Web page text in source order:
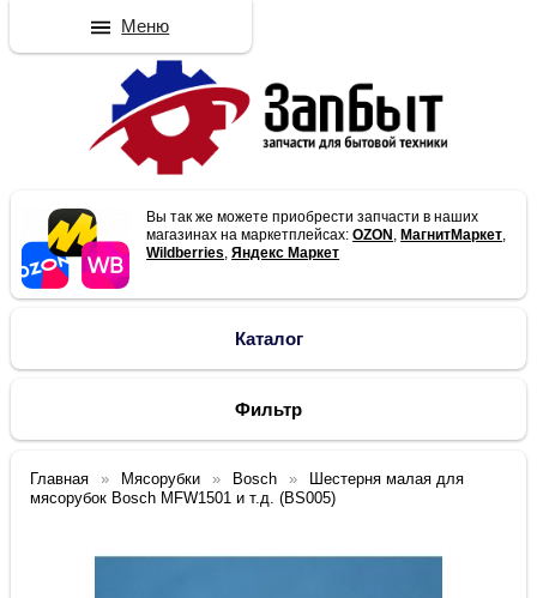
Вы так же можете приобрести запчасти в наших
магазинах на маркетплейсах:OZON , МагнитМаркет,
Wildberries,Яндекс Маркет
Каталог
Фильтр
Главная Мясорубки Bosch
Шестерня малая для
мясорубок Bosch MFW1501 и т.д. (BS005)
Меню